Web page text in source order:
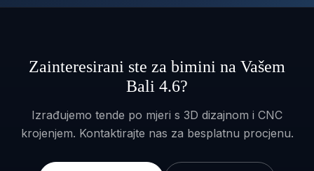
Zainteresirani ste za bimini na Vašem
Bali 4.6?
Izrađujemo tende po mjeri s 3D dizajnom i CNC
krojenjem. Kontaktirajte nas za besplatnu procjenu.